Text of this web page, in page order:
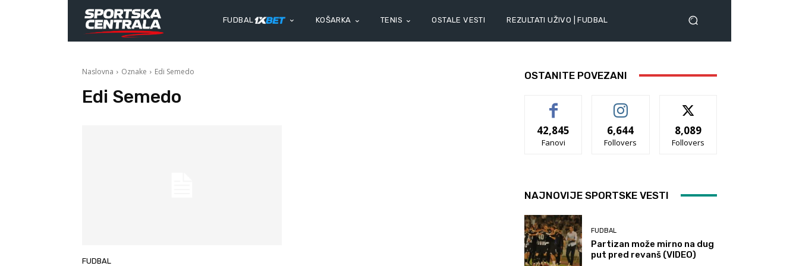
FUDBAL KOŠARKA TENIS OSTALE VESTI REZULTATI UŽIVO | FUDBAL
Naslovna Oznake Edi Semedo
Edi Semedo
FUDBAL
OSTANITE POVEZANI
42,845
Fanovi
6,644
Follovers
8,089
Follovers
NAJNOVIJE SPORTSKE VESTI
FUDBAL
Partizan može mirno na dug
put pred revanš (VIDEO)